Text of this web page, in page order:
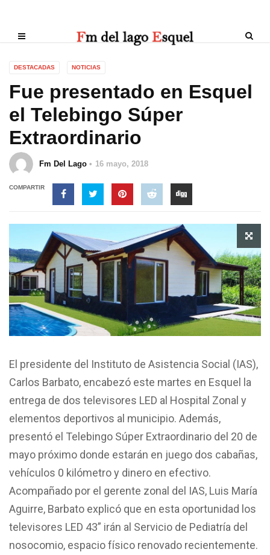
DESTACADAS NOTICIAS
Fue presentado en Esquel
el Telebingo Súper
Extraordinario
Fm Del Lago 16 mayo, 2018
COMPARTIR
El presidente del Instituto de Asistencia Social (IAS),
Carlos Barbato, encabezó este martes en Esquel la
entrega de dos televisores LED al Hospital Zonal y
elementos deportivos al municipio. Además,
presentó el Telebingo Súper Extraordinario del 20 de
mayo próximo donde estarán en juego dos cabañas,
vehículos 0 kilómetro y dinero en efectivo.
Acompañado por el gerente zonal del IAS, Luis María
Aguirre, Barbato explicó que en esta oportunidad los
televisores LED 43” irán al Servicio de Pediatría del
nosocomio, espacio físico renovado recientemente.